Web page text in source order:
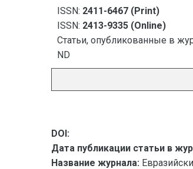
ISSN: 2411-6467 (Print)
ISSN: 2413-9335 (Online)
Статьи, опубликованные в
ND
DOI:
Дата публикации статьи в
Название журнала: